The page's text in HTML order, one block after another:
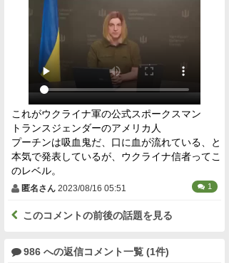
これがウクライナ軍の公式スポークスマン
トランスジェンダーのアメリカ人
プーチンは吸血鬼だ、口に血が流れている、と
本気で発表しているが、ウクライナ信者ってこ
のレベル。
匿名さん 2023/08/16 05:51 1
このコメントの前後の話題を見る
986 への返信コメント一覧 (1件)